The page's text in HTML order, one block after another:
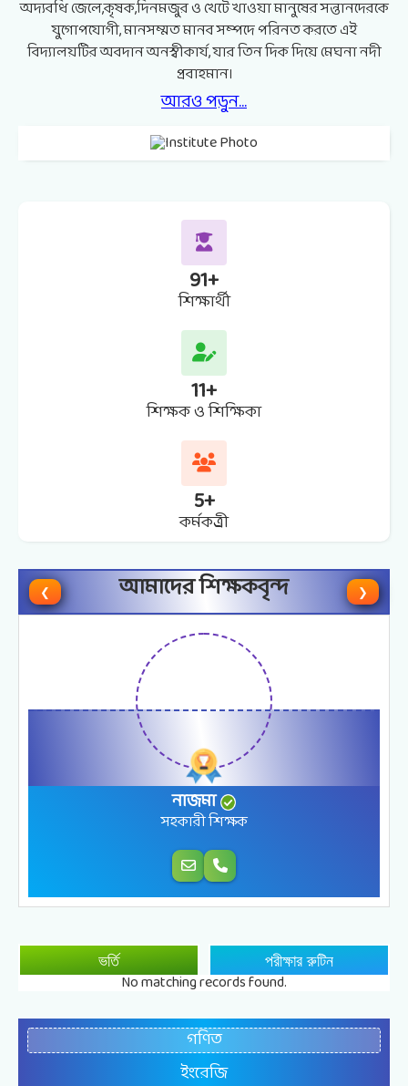
অদ্যবধি জেলে,কৃষক,দিনমজুর ও খেটে খাওয়া মানুষের সন্তানদেরকে
যুগোপযোগী, মানসম্মত মানব সম্পদে পরিনত করতে এই
বিদ্যালয়টির অবদান অনস্বীকার্য, যার তিন দিক দিয়ে মেঘনা নদী
প্রবাহমান।
আরও পড়ুন...
91+
শিক্ষার্থী
11+
শিক্ষক ও শিক্ষিকা
5+
কর্মকত্র্রী
❮ আমাদের শিক্ষকবৃন্দ ❯
নাজমা
সহকারী শিক্ষক
ভর্তি পরীক্ষার রুটিন
No matching records found.
গণিত
ইংরেজি